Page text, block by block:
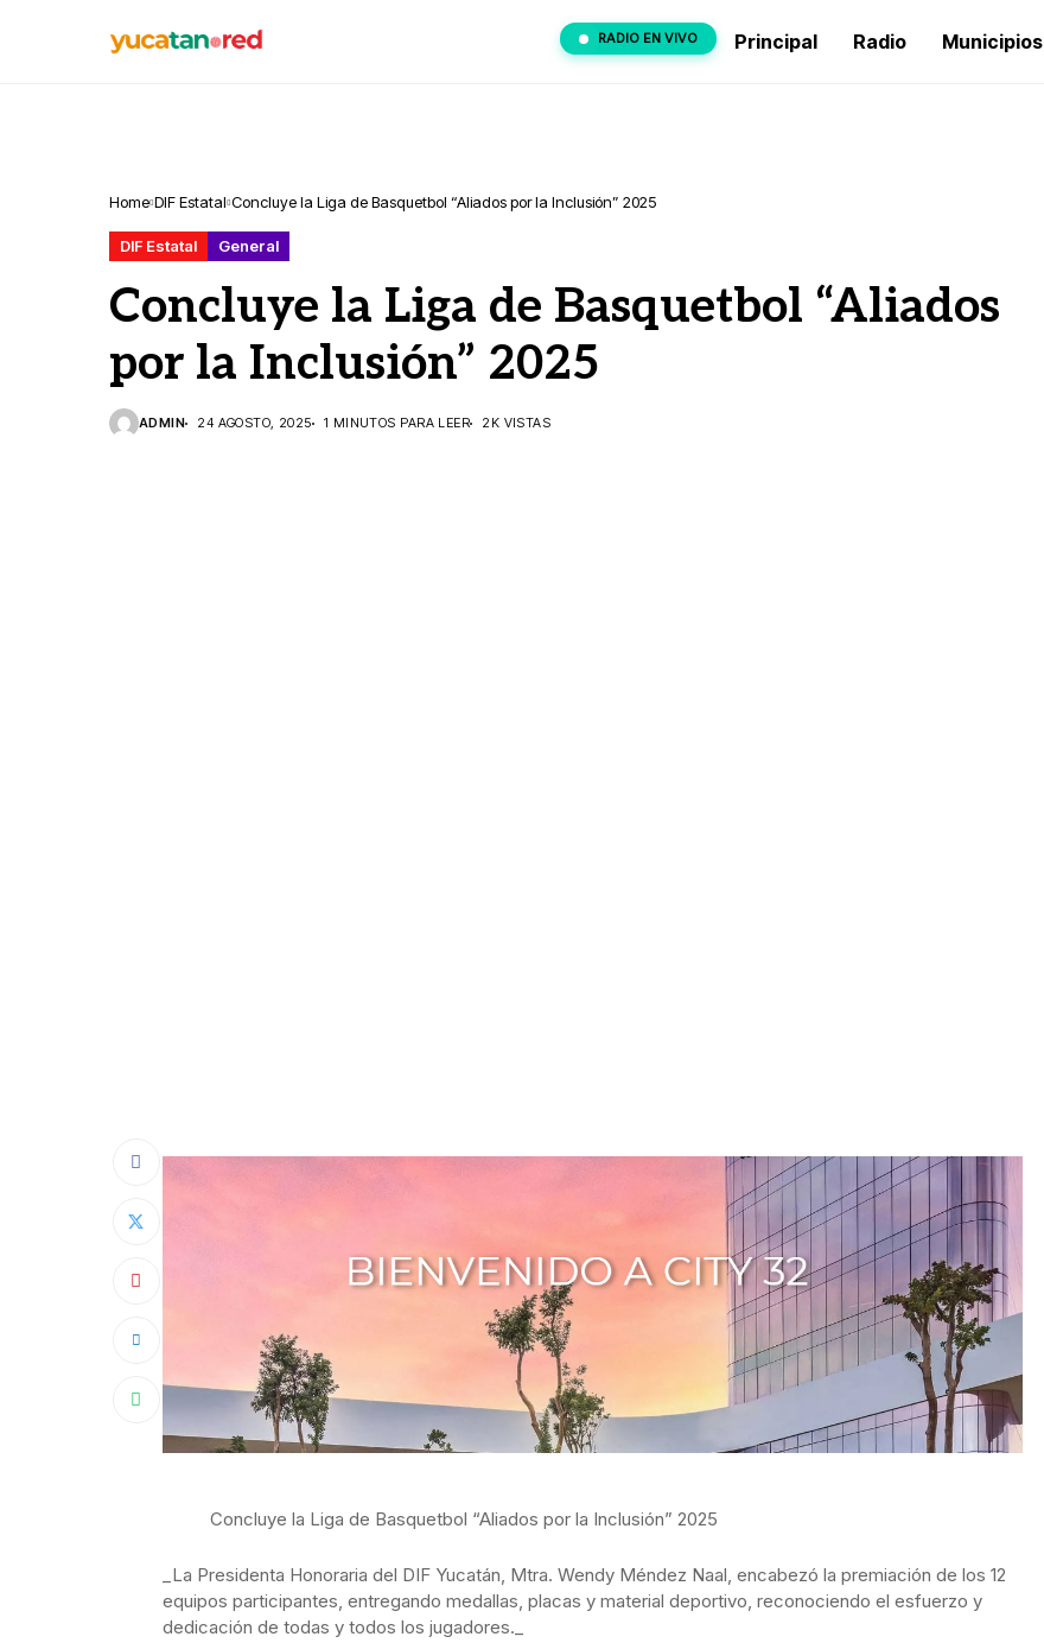
RADIO EN VIVO Principal Radio Municipios
Home DIF Estatal Concluye la Liga de Basquetbol “Aliados por la Inclusión” 2025
DIF Estatal General
Concluye la Liga de Basquetbol “Aliados
por la Inclusión” 2025
ADMIN 24 AGOSTO, 2025 1 MINUTOS PARA LEER 2K VISTAS
Concluye la Liga de Basquetbol “Aliados por la Inclusión” 2025
_La Presidenta Honoraria del DIF Yucatán, Mtra. Wendy Méndez Naal, encabezó la premiación de los 12
equipos participantes, entregando medallas, placas y material deportivo, reconociendo el esfuerzo y
dedicación de todas y todos los jugadores._